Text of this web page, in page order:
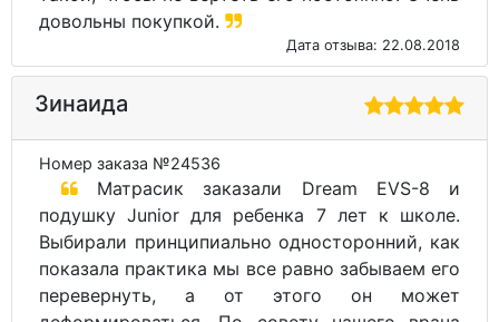
довольны покупкой.
Дата отзыва: 22.08.2018
Зинаида
Номер заказа №24536
Матрасик заказали Dream EVS-8 и
подушку Junior для ребенка 7 лет к школе.
Выбирали принципиально односторонний, как
показала практика мы все равно забываем его
перевернуть, а от этого он может